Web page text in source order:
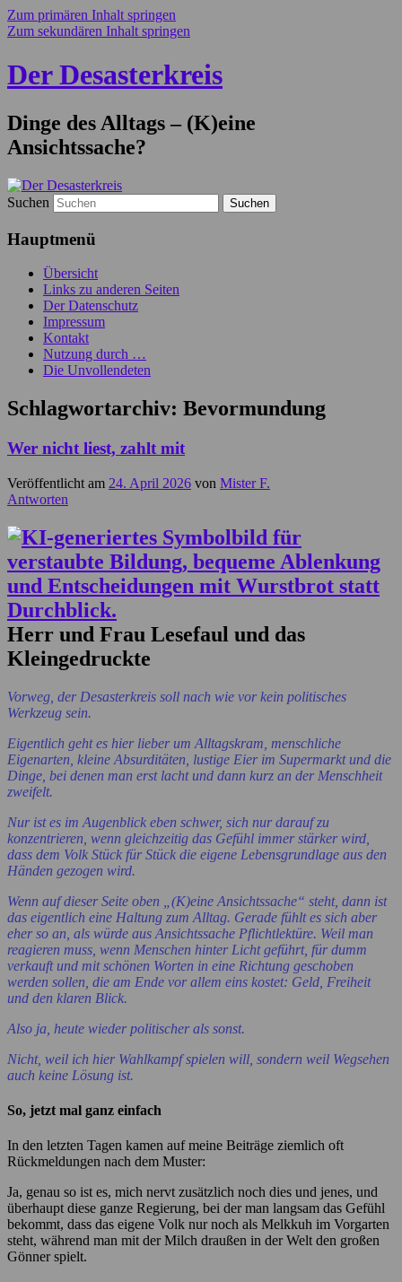
Zum primären Inhalt springen
Zum sekundären Inhalt springen
Der Desasterkreis
Dinge des Alltags – (K)eine
Ansichtssache?
Suchen
Hauptmenü
Übersicht
Links zu anderen Seiten
Der Datenschutz
Impressum
Kontakt
Nutzung durch …
Die Unvollendeten
Schlagwortarchiv: Bevormundung
Wer nicht liest, zahlt mit
Veröffentlicht am 24. April 2026 von Mister F.
Antworten
Herr und Frau Lesefaul und das
Kleingedruckte
Vorweg, der Desasterkreis soll nach wie vor kein politisches
Werkzeug sein.
Eigentlich geht es hier lieber um Alltagskram, menschliche
Eigenarten, kleine Absurditäten, lustige Eier im Supermarkt und die
Dinge, bei denen man erst lacht und dann kurz an der Menschheit
zweifelt.
Nur ist es im Augenblick eben schwer, sich nur darauf zu
konzentrieren, wenn gleichzeitig das Gefühl immer stärker wird,
dass dem Volk Stück für Stück die eigene Lebensgrundlage aus den
Händen gezogen wird.
Wenn auf dieser Seite oben „(K)eine Ansichtssache“ steht, dann ist
das eigentlich eine Haltung zum Alltag. Gerade fühlt es sich aber
eher so an, als würde aus Ansichtssache Pflichtlektüre. Weil man
reagieren muss, wenn Menschen hinter Licht geführt, für dumm
verkauft und mit schönen Worten in eine Richtung geschoben
werden sollen, die am Ende vor allem eins kostet: Geld, Freiheit
und den klaren Blick.
Also ja, heute wieder politischer als sonst.
Nicht, weil ich hier Wahlkampf spielen will, sondern weil Wegsehen
auch keine Lösung ist.
So, jetzt mal ganz einfach
In den letzten Tagen kamen auf meine Beiträge ziemlich oft
Rückmeldungen nach dem Muster:
Ja, genau so ist es, mich nervt zusätzlich noch dies und jenes, und
überhaupt diese ganze Regierung, bei der man langsam das Gefühl
bekommt, dass das eigene Volk nur noch als Melkkuh im Vorgarten
steht, während man mit der Milch draußen in der Welt den großen
Gönner spielt.